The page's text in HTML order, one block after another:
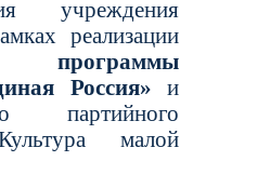
учреждения
реализации
программы
Россия» и
партийного
малой